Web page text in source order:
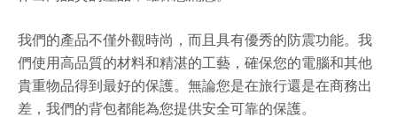
我們的產品不僅外觀時尚，而且具有優秀的防震功能。我
們使用高品質的材料和精湛的工藝，確保您的電腦和其他
貴重物品得到最好的保護。無論您是在旅行還是在商務出
差，我們的背包都能為您提供安全可靠的保護。